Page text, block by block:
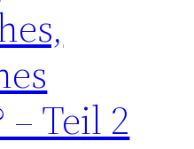
Teil 2